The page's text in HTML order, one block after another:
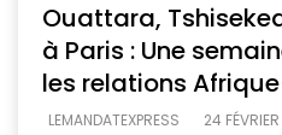
Ouattara,
à Paris : Une
les relations
LEMANDATEXPRESS
24